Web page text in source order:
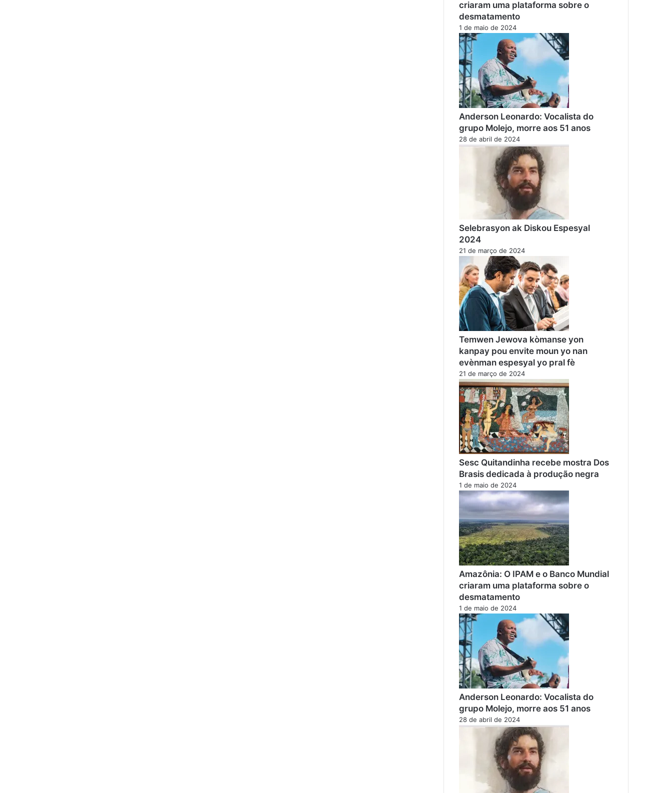
criaram uma plataforma sobre o
desmatamento
1 de maio de 2024
Anderson Leonardo: Vocalista do
grupo Molejo, morre aos 51 anos
28 de abril de 2024
Selebrasyon ak Diskou Espesyal
2024
21 de março de 2024
Temwen Jewova kòmanse yon
kanpay pou envite moun yo nan
evènman espesyal yo pral fè
21 de março de 2024
Sesc Quitandinha recebe mostra Dos
Brasis dedicada à produção negra
1 de maio de 2024
Amazônia: O IPAM e o Banco Mundial
criaram uma plataforma sobre o
desmatamento
1 de maio de 2024
Anderson Leonardo: Vocalista do
grupo Molejo, morre aos 51 anos
28 de abril de 2024